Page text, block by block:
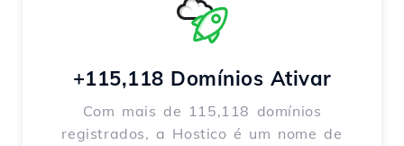
+115,118 Domínios Ativar
Com mais de 115,118 domínios
registrados, a Hostico é um nome de